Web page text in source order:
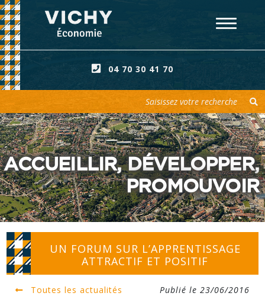
04 70 30 41 70
ACCUEILLIR, DÉVELOPPER,
PROMOUVOIR
UN FORUM SUR L’APPRENTISSAGE
ATTRACTIF ET POSITIF
Toutes les actualités Publié le 23/06/2016